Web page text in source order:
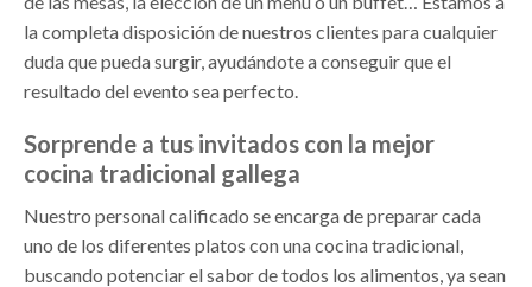
la completa disposición de nuestros clientes para cualquier
duda que pueda surgir, ayudándote a conseguir que el
resultado del evento sea perfecto.
Sorprende a tus invitados con la mejor
cocina tradicional gallega
Nuestro personal calificado se encarga de preparar cada
uno de los diferentes platos con una cocina tradicional,
buscando potenciar el sabor de todos los alimentos, ya sean